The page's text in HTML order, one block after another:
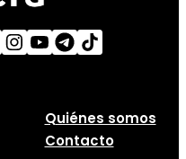
Quiénes somos
Contacto